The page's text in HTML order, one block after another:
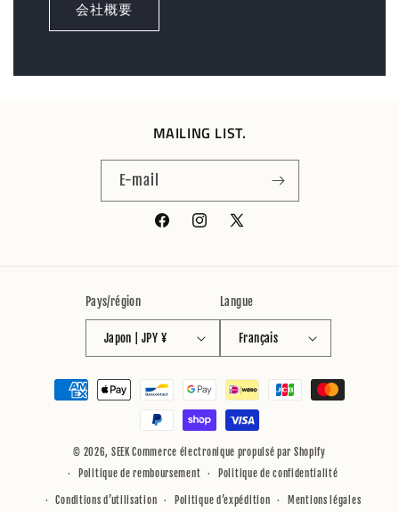
会社概要
MAILING LIST.
E-mail
FacebookInstagram
X
Pays/région
Japon | JPY ¥
Langue
Français
Moyens
© 2026, SEEKCommerce électronique propulsé par Shopify
Politique de remboursement
Politique de confidentialité
Conditions d’utilisation Politique d’expédition Mentions légales